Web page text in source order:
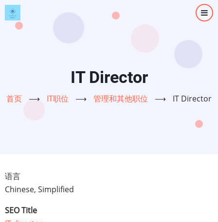
跳
转
IT Director
首页 ⟶ IT职位 ⟶ 管理和其他职位 ⟶ IT Director
语言
Chinese, Simplified
SEO Title